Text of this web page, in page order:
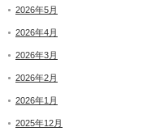
2026年5月
2026年4月
2026年3月
2026年2月
2026年1月
2025年12月